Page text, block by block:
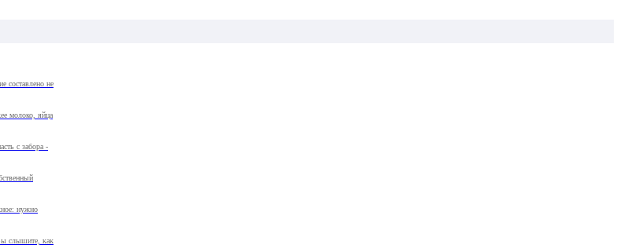
составлено не
молоко, яйца
с забора -
нужно
слышите, как